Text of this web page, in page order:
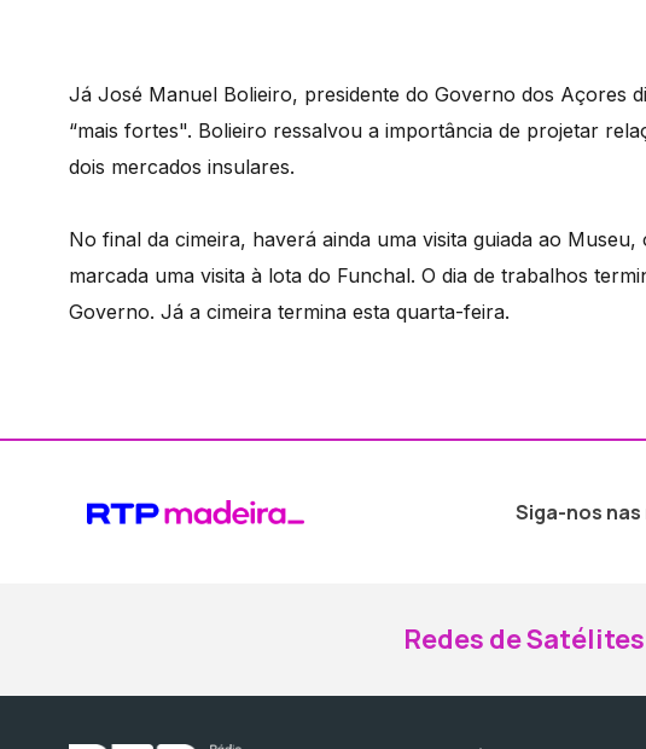
Já José Manuel Bolieiro, presidente do Governo dos Açores
“mais fortes". Bolieiro ressalvou a importância de projetar
dois mercados insulares.
No final da cimeira, haverá ainda uma visita guiada ao
marcada uma visita à lota do Funchal. O dia de trabalhos
Governo. Já a cimeira termina esta quarta-feira.
Siga-nos
Redes de Satélites